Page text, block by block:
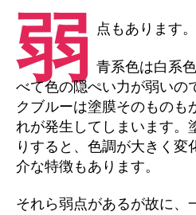
弱 点もあります。
青系色は白系
べて色の隠ぺい力が弱いの
クブルーは塗膜そのものも
れが発生してしまいます。
りすると、色調が大きく変
介な特徴もあります。
それら弱点があるが故に、